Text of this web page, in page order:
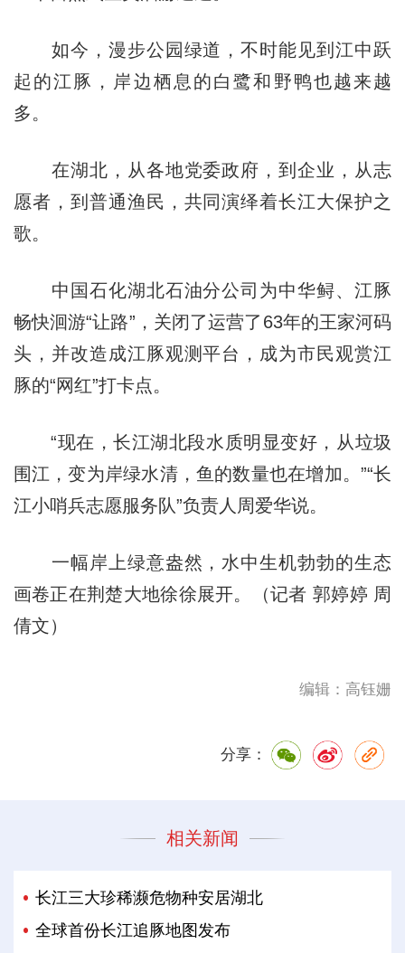
如今，漫步公园绿道，不时能见到江中跃
起的江豚，岸边栖息的白鹭和野鸭也越来越
多。
在湖北，从各地党委政府，到企业，从志
愿者，到普通渔民，共同演绎着长江大保护之
歌。
中国石化湖北石油分公司为中华鲟、江豚
畅快洄游“让路”，关闭了运营了63年的王家河码
头，并改造成江豚观测平台，成为市民观赏江
豚的“网红”打卡点。
“现在，长江湖北段水质明显变好，从垃圾
围江，变为岸绿水清，鱼的数量也在增加。”“长
江小哨兵志愿服务队”负责人周爱华说。
一幅岸上绿意盎然，水中生机勃勃的生态
画卷正在荆楚大地徐徐展开。（记者 郭婷婷 周
倩文）
编辑：高钰姗
分享：
相关新闻
长江三大珍稀濒危物种安居湖北
全球首份长江追豚地图发布